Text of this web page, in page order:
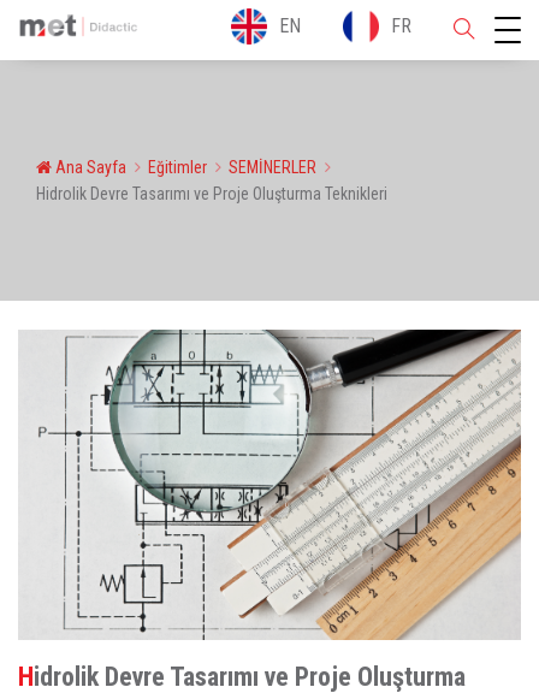
EN FR
Ana Sayfa Eğitimler
SEMİNERLER
Hidrolik Devre Tasarımı ve Proje Oluşturma Teknikleri
Hidrolik Devre Tasarımı ve Proje Oluşturma